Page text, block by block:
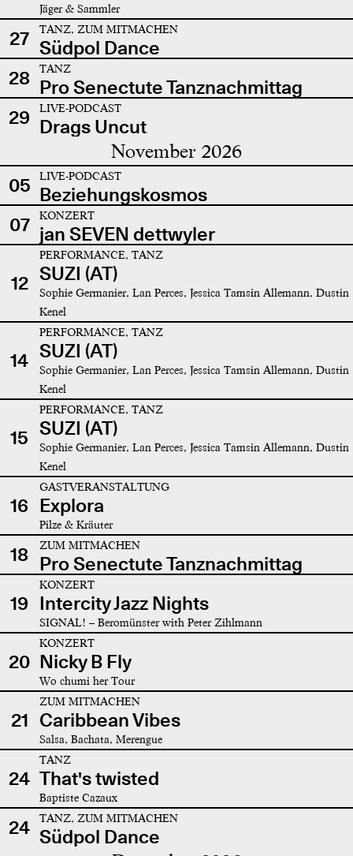
Jäger & Sammler
27 TANZ, ZUM MITMACHEN
Südpol Dance
28
TANZ
Pro Senectute Tanznachmittag
29
LIVE-PODCAST
Drags Uncut
November 2026
05 LIVE-PODCAST
Beziehungskosmos
07
KONZERT
jan SEVEN dettwyler
12
PERFORMANCE, TANZ
SUZI (AT)
Sophie Germanier, Lan Perces, Jessica Tamsin Allemann, Dustin
Kenel
14
PERFORMANCE, TANZ
SUZI (AT)
Sophie Germanier, Lan Perces, Jessica Tamsin Allemann, Dustin
Kenel
15
PERFORMANCE, TANZ
SUZI (AT)
Sophie Germanier, Lan Perces, Jessica Tamsin Allemann, Dustin
Kenel
16
GASTVERANSTALTUNG
Explora
Pilze & Kräuter
18 ZUM MITMACHEN
Pro Senectute Tanznachmittag
19
KONZERT
Intercity Jazz Nights
SIGNAL! – Beromünster with Peter Zihlmann
20
KONZERT
Nicky B Fly
Wo chumi her Tour
21
ZUM MITMACHEN
Caribbean Vibes
Salsa, Bachata, Merengue
24
TANZ
That's twisted
Baptiste Cazaux
24 TANZ, ZUM MITMACHEN
Südpol Dance